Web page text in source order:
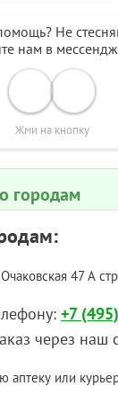
Не
нам в
Жми на кнопку
городам
47 А
+7
через наш
аптеку или